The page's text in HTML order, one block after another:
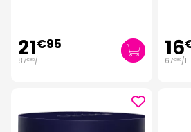
21€95
87€80/l. 16
67€80/l.